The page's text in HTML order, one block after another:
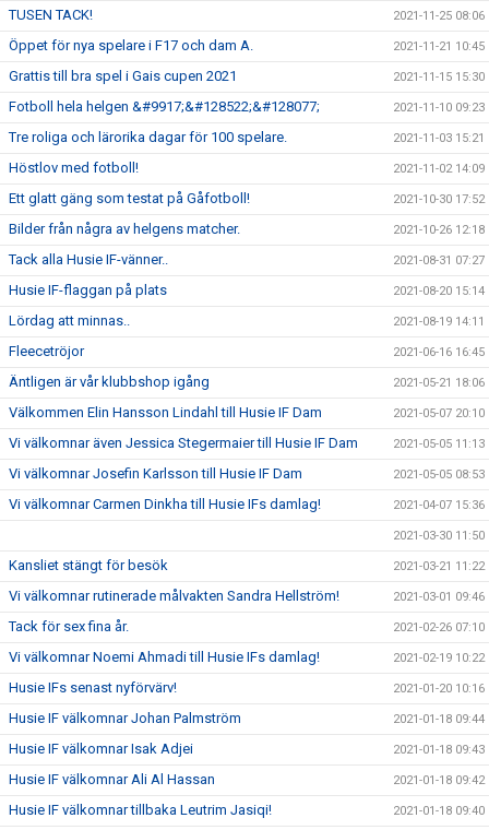
TUSEN TACK! 2021-11-25 08:06
Öppet för nya spelare i F17 och dam A. 2021-11-21 10:45
Grattis till bra spel i Gais cupen 2021 2021-11-15 15:30
Fotboll hela helgen &#9917;&#128522;&#128077; 2021-11-10 09:23
Tre roliga och lärorika dagar för 100 spelare. 2021-11-03 15:21
Höstlov med fotboll! 2021-11-02 14:09
Ett glatt gäng som testat på Gåfotboll! 2021-10-30 17:52
Bilder från några av helgens matcher. 2021-10-26 12:18
Tack alla Husie IF-vänner.. 2021-08-31 07:27
Husie IF-flaggan på plats 2021-08-20 15:14
Lördag att minnas.. 2021-08-19 14:11
Fleecetröjor 2021-06-16 16:45
Äntligen är vår klubbshop igång 2021-05-21 18:06
Välkommen Elin Hansson Lindahl till Husie IF Dam 2021-05-07 20:10
Vi välkomnar även Jessica Stegermaier till Husie IF Dam 2021-05-05 11:13
Vi välkomnar Josefin Karlsson till Husie IF Dam 2021-05-05 08:53
Vi välkomnar Carmen Dinkha till Husie IFs damlag! 2021-04-07 15:36
2021-03-30 11:50
Kansliet stängt för besök 2021-03-21 11:22
Vi välkomnar rutinerade målvakten Sandra Hellström! 2021-03-01 09:46
Tack för sex fina år. 2021-02-26 07:10
Vi välkomnar Noemi Ahmadi till Husie IFs damlag! 2021-02-19 10:22
Husie IFs senast nyförvärv! 2021-01-20 10:16
Husie IF välkomnar Johan Palmström 2021-01-18 09:44
Husie IF välkomnar Isak Adjei 2021-01-18 09:43
Husie IF välkomnar Ali Al Hassan 2021-01-18 09:42
Husie IF välkomnar tillbaka Leutrim Jasiqi! 2021-01-18 09:40